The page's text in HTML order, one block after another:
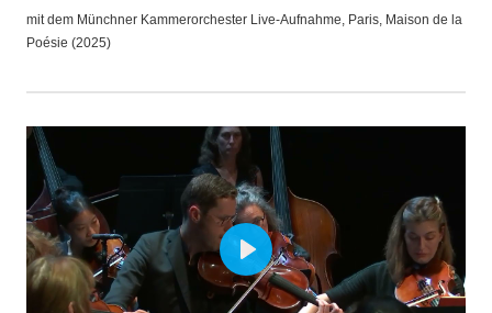
mit dem Münchner Kammerorchester Live-Aufnahme, Paris, Maison de la
Poésie (2025)
Play